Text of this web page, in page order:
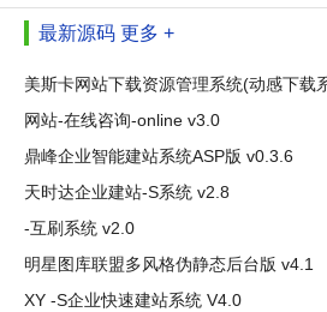
最新源码 更多 +
美斯卡网站下载资源管理系统(动感下载
网站-在线咨询-online v3.0
鼎峰企业智能建站系统ASP版 v0.3.6
天时达企业建站-S系统 v2.8
-互刷系统 v2.0
明星图库联盟多风格伪静态后台版 v4.1
XY -S企业快速建站系统 V4.0